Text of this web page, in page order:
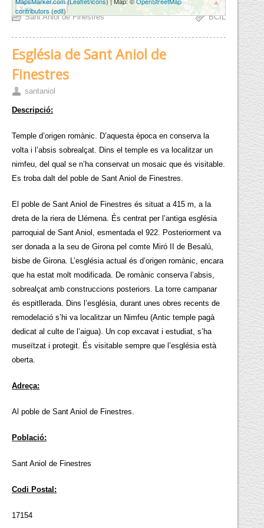
3 mi
contributors (edit)
Sant Aniol de Finestres BCIL
Església de Sant Aniol de
Finestres
santaniol
Descripció:
Temple d’origen romànic. D’aquesta època en conserva la
volta i l’absis sobrealçat. Dins el temple es va localitzar un
nimfeu, del qual se n’ha conservat un mosaic que és visitable.
Es troba dalt del poble de Sant Aniol de Finestres.
El poble de Sant Aniol de Finestres és situat a 415 m, a la
dreta de la riera de Llémena. És centrat per l’antiga església
parroquial de Sant Aniol, esmentada el 922. Posteriorment va
ser donada a la seu de Girona pel comte Miró II de Besalú,
bisbe de Girona. L’església actual és d’origen romànic, encara
que ha estat molt modificada. De romànic conserva l’absis,
sobrealçat amb construccions posteriors. La torre campanar
és espitllerada. Dins l’església, durant unes obres recents de
remodelació s’hi va localitzar un Nimfeu (Antic temple pagà
dedicat al culte de l’aigua). Un cop excavat i estudiat, s’ha
museïtzat i protegit. És visitable sempre que l’església està
oberta.
Adreça:
Al poble de Sant Aniol de Finestres.
Població:
Sant Aniol de Finestres
Codi Postal:
17154